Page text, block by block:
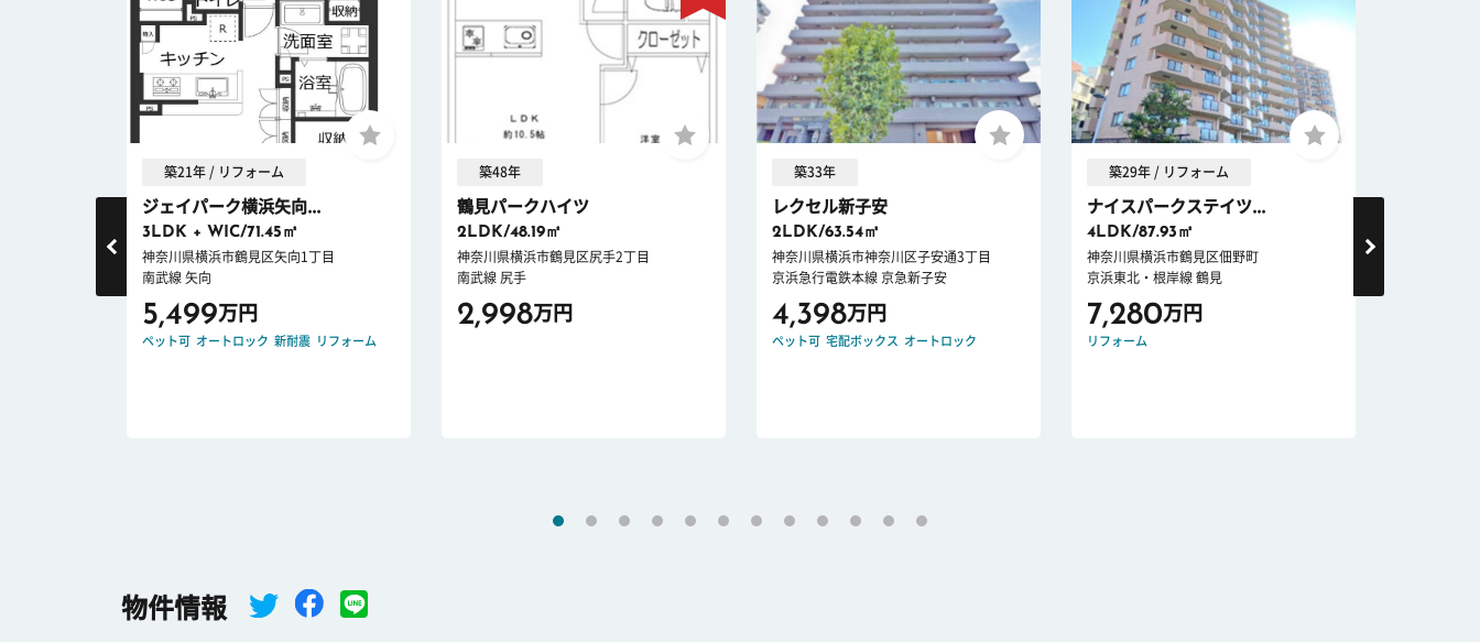
築21年 / リフォーム
ジェイパーク横浜矢向...
3LDK + WIC/71.45㎡
神奈川県横浜市鶴見区矢向1丁目
南武線 矢向
5,499万円
ペット可 オートロック 新耐震 リフォーム
築48年
鶴見パークハイツ
2LDK/48.19㎡
神奈川県横浜市鶴見区尻手2丁目
南武線 尻手
2,998万円
築33年
レクセル新子安
2LDK/63.54㎡
神奈川県横浜市神奈川区子安通3丁目
京浜急行電鉄本線 京急新子安
4,398万円
ペット可 宅配ボックス オートロック
築29年 / リフォーム
ナイスパークステイツ...
4LDK/87.93㎡
神奈川県横浜市鶴見区佃野町
京浜東北・根岸線 鶴見
7,280万円
リフォーム
物件情報